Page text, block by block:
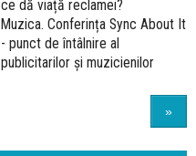
ce dă viață reclamei?
Muzica. Conferința Sync About It
- punct de întâlnire al
publicitarilor și muzicienilor
»